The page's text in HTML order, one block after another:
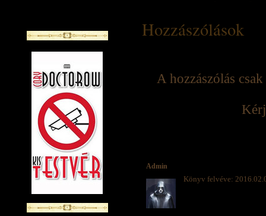
Hozzászólások
A hozzászólás
Admin
Könyv felvéve: